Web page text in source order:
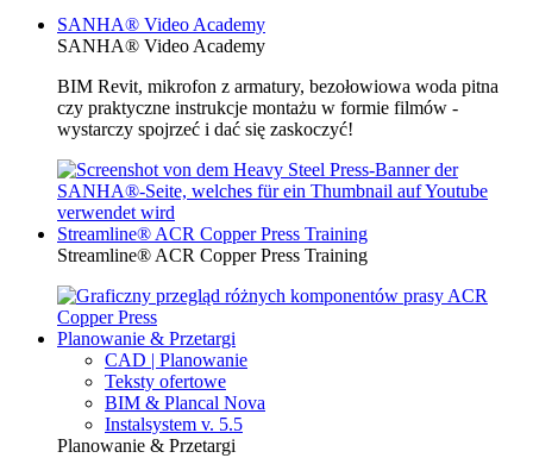
SANHA® Video Academy
SANHA® Video Academy
BIM Revit, mikrofon z armatury, bezołowiowa woda pitna
czy praktyczne instrukcje montażu w formie filmów -
wystarczy spojrzeć i dać się zaskoczyć!
Streamline® ACR Copper Press Training
Streamline® ACR Copper Press Training
Planowanie & Przetargi
CAD | Planowanie
Teksty ofertowe
BIM & Plancal Nova
Instalsystem v. 5.5
Planowanie & Przetargi